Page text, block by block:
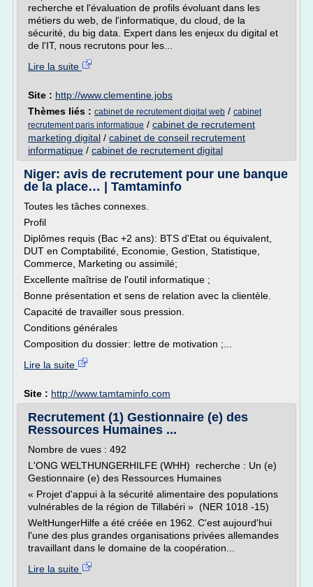
recherche et l'évaluation de profils évoluant dans les
métiers du web, de l'informatique, du cloud, de la
sécurité, du big data. Expert dans les enjeux du digital et
de l'IT, nous recrutons pour les...
Lire la suite
Site : http://www.clementine.jobs
Thèmes liés : cabinet de recrutement digital web / cabinet
recrutement paris informatique / cabinet de recrutement
marketing digital / cabinet de conseil recrutement
informatique / cabinet de recrutement digital
Niger: avis de recrutement pour une banque
de la place… | Tamtaminfo
Toutes les tâches connexes.
Profil
Diplômes requis (Bac +2 ans): BTS d'Etat ou équivalent,
DUT en Comptabilité, Economie, Gestion, Statistique,
Commerce, Marketing ou assimilé;
Excellente maîtrise de l'outil informatique ;
Bonne présentation et sens de relation avec la clientèle.
Capacité de travailler sous pression.
Conditions générales
Composition du dossier: lettre de motivation ;...
Lire la suite
Site : http://www.tamtaminfo.com
Recrutement (1) Gestionnaire (e) des
Ressources Humaines ...
Nombre de vues : 492
L'ONG WELTHUNGERHILFE (WHH) recherche : Un (e)
Gestionnaire (e) des Ressources Humaines
« Projet d'appui à la sécurité alimentaire des populations
vulnérables de la région de Tillabéri » (NER 1018 -15)
WeltHungerHilfe a été créée en 1962. C'est aujourd'hui
l'une des plus grandes organisations privées allemandes
travaillant dans le domaine de la coopération...
Lire la suite